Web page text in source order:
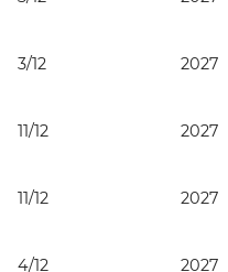
3/12 2027
11/12 2027
11/12 2027
4/12 2027